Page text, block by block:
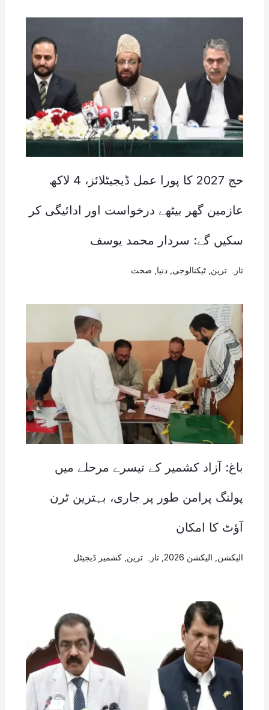
حج 2027 کا پورا عمل ڈیجیٹلائز، 4 لاکھ
عازمین گھر بیٹھے درخواست اور ادائیگی کر
سکیں گے: سردار محمد یوسف
تازہ ترین ٹیکنالوجی دنیا صحت
باغ: آزاد کشمیر کے تیسرے مرحلے میں
پولنگ پرامن طور پر جاری، بہترین ٹرن
آؤٹ کا امکان
الیکشن الیکشن 2026 , تازہ ترین کشمیر ڈیجیٹل